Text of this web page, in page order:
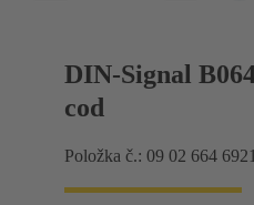
DIN-Signal
cod
Položka č.: 09 02 664 6921